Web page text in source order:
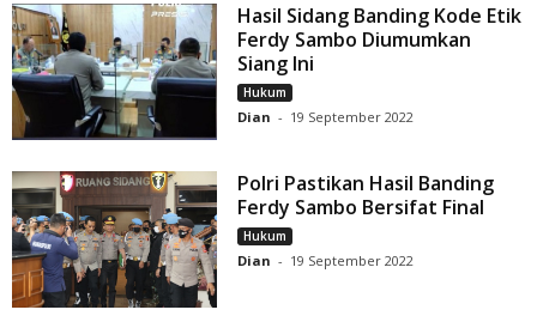
Hasil Sidang Banding Kode Etik
Ferdy Sambo Diumumkan
Siang Ini
Hukum
Dian - 19 September 2022
Polri Pastikan Hasil Banding
Ferdy Sambo Bersifat Final
Hukum
Dian - 19 September 2022